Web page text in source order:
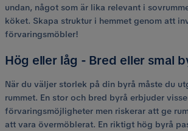
undan, något som är lika relevant i
köket. Skapa struktur i hemmet genom att
förvaringsmöbler!
Hög eller låg - Bred eller smal
När du väljer storlek på din byrå måste du
rummet. En stor och bred byrå erbjuder
förvaringsmöjligheter men riskerar att ge
att vara övermöblerat. En riktigt hög byrå